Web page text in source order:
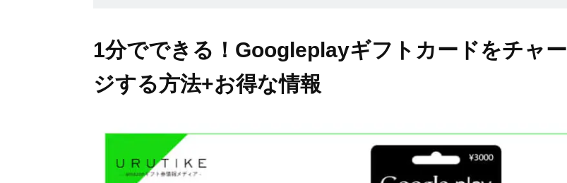
1分でできる！Googleplayギフトカードをチャー
ジする方法+お得な情報